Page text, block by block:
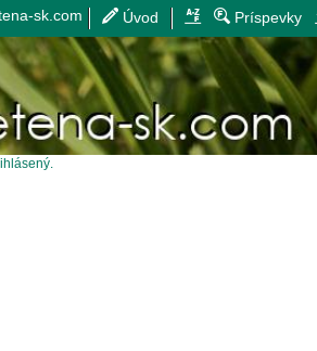
sk.com Úvod Príspevky